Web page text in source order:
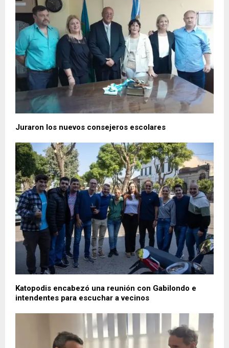
Juraron los nuevos consejeros escolares
Katopodis encabezó una reunión con Gabilondo e
intendentes para escuchar a vecinos